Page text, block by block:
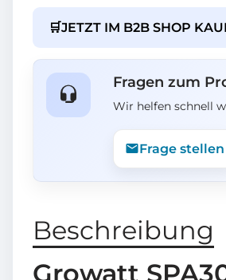
🛒JETZT IM B2B SHOP
Fragen zum
Wir helfen schnell
Frage stellen
Beschreibung
Growatt